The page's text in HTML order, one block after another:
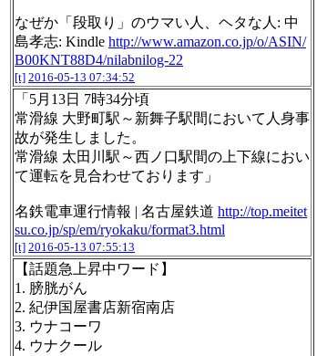
なぜか「段取り」のウマい人、ヘタな人: 中
島孝志: Kindle http://www.amazon.co.jp/o/ASIN/
B00KNT88D4/nilabnilog-22
[t] 2016-05-13 07:34:52
「5月13日 7時34分頃
常滑線 大野町駅～新舞子駅間において人身事
故が発生しました。
常滑線 太田川駅～西ノ口駅間の上下線におい
て運転を見合わせております」
名鉄電車運行情報 | 名古屋鉄道 http://top.meitet
su.co.jp/sp/em/ryokaku/format3.html
[t] 2016-05-13 07:55:13
【話題急上昇中ワード】
1. 膀胱がん
2. 紀伊国屋書店新宿南店
3. ウナコーワ
4. ウナクール